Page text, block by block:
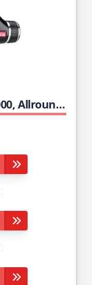
Cormoran Cormaxx BR 3PiF 3000, Allround Angelrolle mit Freilaufsystem, 19-81300